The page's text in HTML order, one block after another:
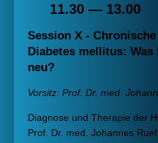
11.30 — 13.00
Session X -
Diabetes mellitus:
neu?
Vorsitz: Prof. Dr. med.
Diagnose und Therapie der
Prof. Dr. med. Johannes